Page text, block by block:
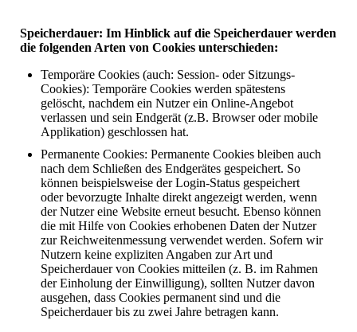
Speicherdauer: Im Hinblick auf die Speicherdauer werden
die folgenden Arten von Cookies unterschieden:
Temporäre Cookies (auch: Session- oder Sitzungs-
Cookies): Temporäre Cookies werden spätestens
gelöscht, nachdem ein Nutzer ein Online-Angebot
verlassen und sein Endgerät (z.B. Browser oder mobile
Applikation) geschlossen hat.
Permanente Cookies: Permanente Cookies bleiben auch
nach dem Schließen des Endgerätes gespeichert. So
können beispielsweise der Login-Status gespeichert
oder bevorzugte Inhalte direkt angezeigt werden, wenn
der Nutzer eine Website erneut besucht. Ebenso können
die mit Hilfe von Cookies erhobenen Daten der Nutzer
zur Reichweitenmessung verwendet werden. Sofern wir
Nutzern keine expliziten Angaben zur Art und
Speicherdauer von Cookies mitteilen (z. B. im Rahmen
der Einholung der Einwilligung), sollten Nutzer davon
ausgehen, dass Cookies permanent sind und die
Speicherdauer bis zu zwei Jahre betragen kann.